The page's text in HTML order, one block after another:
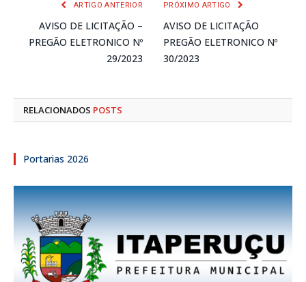
ARTIGO ANTERIOR
AVISO DE LICITAÇÃO –
PREGÃO ELETRONICO Nº
29/2023
PRÓXIMO ARTIGO
AVISO DE LICITAÇÃO
PREGÃO ELETRONICO Nº
30/2023
RELACIONADOS POSTS
Portarias 2026